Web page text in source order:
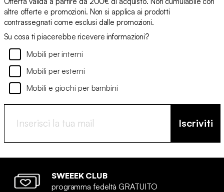
altre offerte e promozioni. Non si applica ai prodotti
contrassegnati come esclusi dalle promozioni.
Su cosa ti piacerebbe ricevere informazioni?
Mobili per interni
Mobili per esterni
Mobili e giochi per bambini
Iscriviti
SWEEEK CLUB
programma fedeltà GRATUITO